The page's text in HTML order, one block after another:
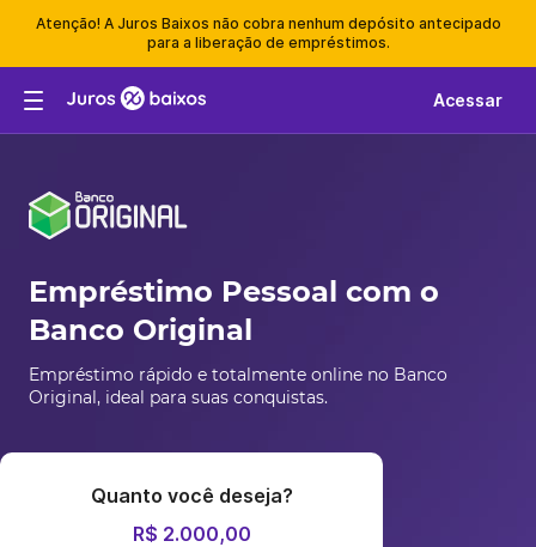
Atenção! A Juros Baixos não cobra nenhum depósito antecipado
para a liberação de empréstimos.
Acessar
Empréstimo Pessoal com o
Banco Original
Empréstimo rápido e totalmente online no Banco
Original, ideal para suas conquistas.
Quanto você deseja?
R$ 2.000,00